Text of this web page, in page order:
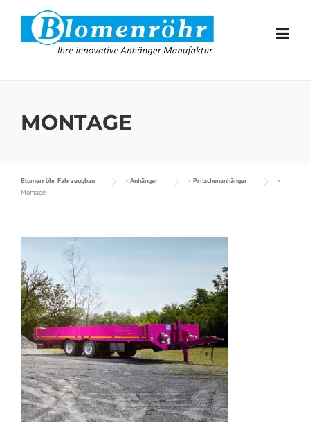
Skip to content
MONTAGE
Blomenröhr Fahrzeugbau > Anhänger > Pritschenanhänger
>
Montage